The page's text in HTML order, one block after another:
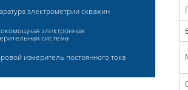
электрометрии скважин
электронная
система
измеритель постоянного тока